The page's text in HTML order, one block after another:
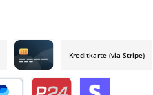
Credit card by mollie
Kreditkarte (via Stripe)